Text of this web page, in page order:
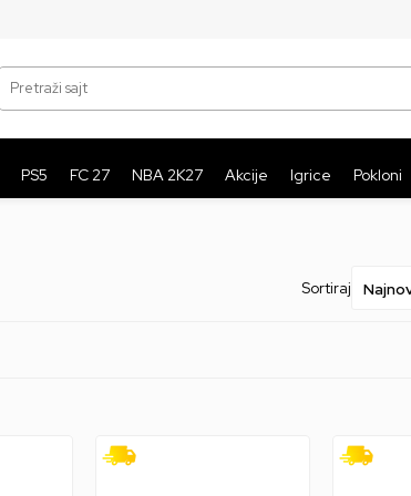
Pretraži sajt
PS5 FC 27 NBA 2K27 Akcije Igrice Pokloni
Sortiraj